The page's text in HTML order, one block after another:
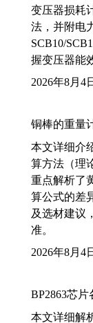
变压器损耗
法，并附电
SCB10/
握变压器能
2026年8月4
铜棒的重量
本文详细介
算方法（理
重点解析了
算公式的差
及选材建议
准。
2026年8月4
BP2863芯
本文详细解